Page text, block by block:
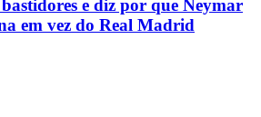
e diz por que Neymar
em vez do Real Madrid